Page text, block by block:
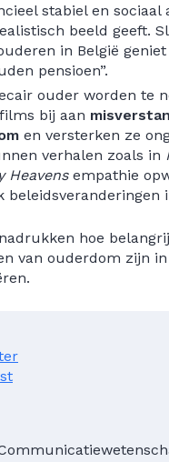
stabiel en sociaal
beeld geeft.
in België
pensioen”.
ouder worden te
bij aan
en versterken ze
verhalen zoals in
Heavensempathie
beleidsveranderingen
hoe
van ouderdom zijn